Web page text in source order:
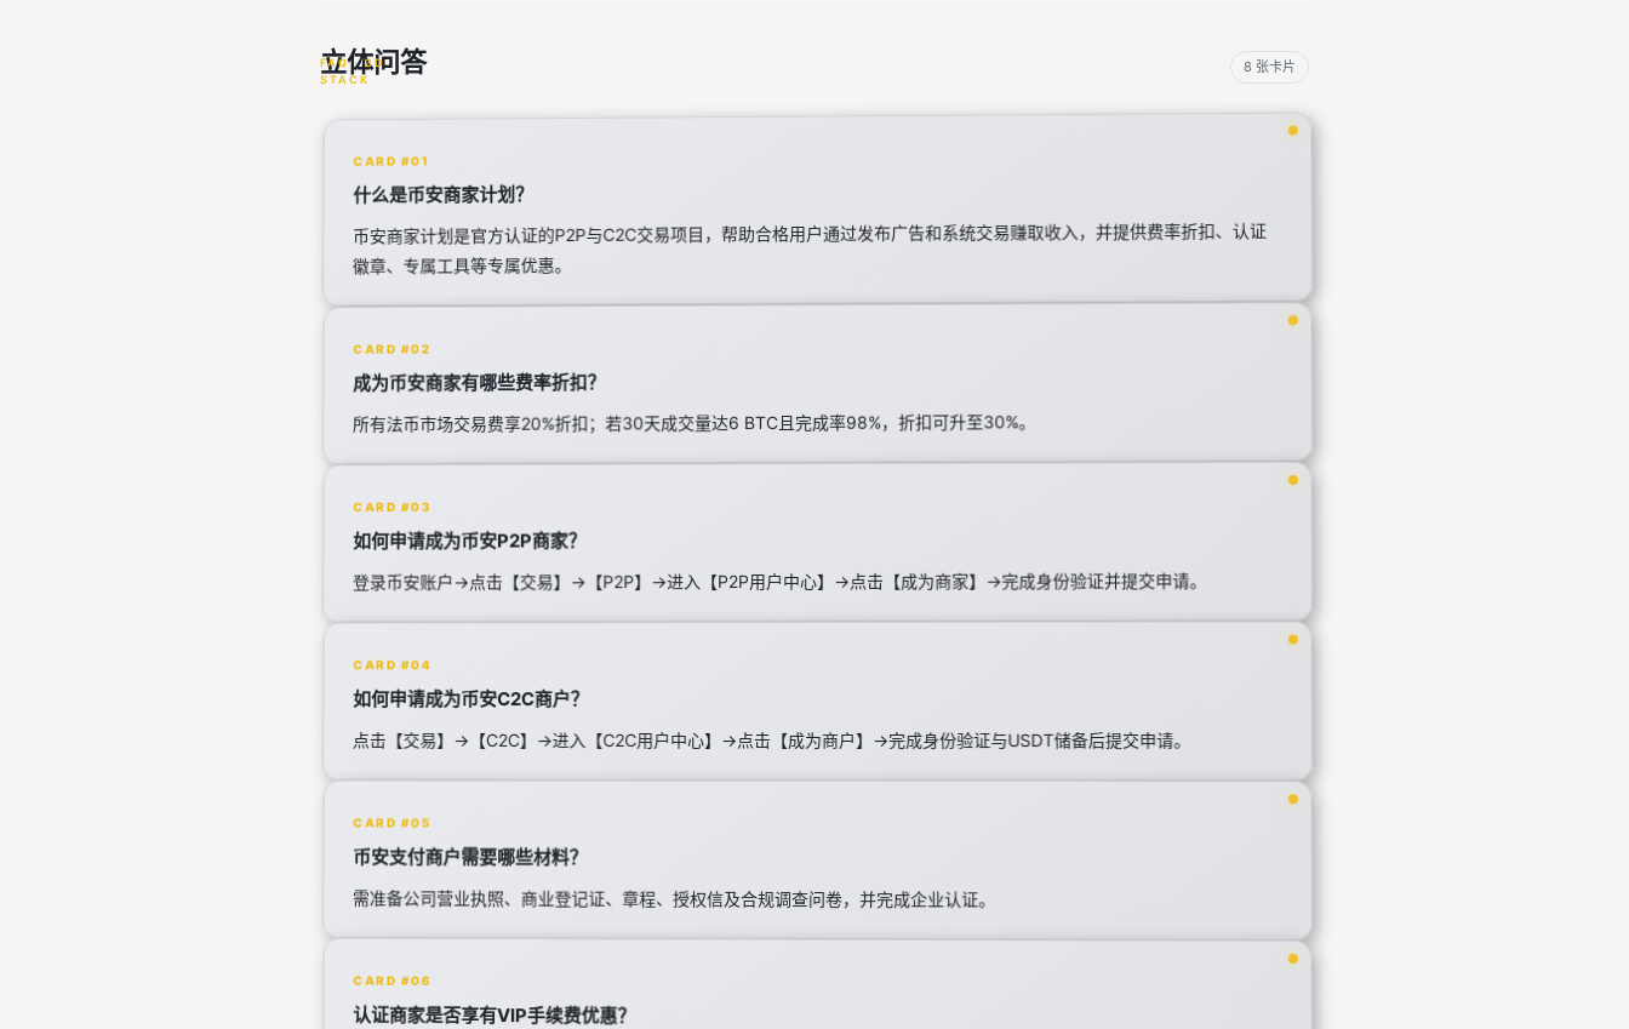
立体问答 8 张卡片
CARD #01
什么是币安商家计划？
币安商家计划是官方认证的P2P与C2C交易项目，帮助合格用户通过发布广告和系统交易赚取收入，并提供费率折扣、认证
徽章、专属工具等专属优惠。
CARD #02
成为币安商家有哪些费率折扣？
所有法币市场交易费享20%折扣；若30天成交量达6 BTC且完成率98%，折扣可升至30%。
CARD #03
如何申请成为币安P2P商家？
登录币安账户→点击【交易】→【P2P】→进入【P2P用户中心】→点击【成为商家】→完成身份验证并提交申请。
CARD #04
如何申请成为币安C2C商户？
点击【交易】→【C2C】→进入【C2C用户中心】→点击【成为商户】→完成身份验证与USDT储备后提交申请。
CARD #05
币安支付商户需要哪些材料？
需准备公司营业执照、商业登记证、章程、授权信及合规调查问卷，并完成企业认证。
CARD #06
认证商家是否享有VIP手续费优惠？